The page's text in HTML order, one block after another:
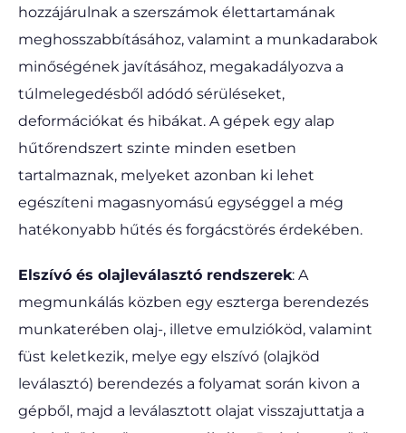
hozzájárulnak a szerszámok élettartamának
meghosszabbításához, valamint a munkadarabok
minőségének javításához, megakadályozva a
túlmelegedésből adódó sérüléseket,
deformációkat és hibákat. A gépek egy alap
hűtőrendszert szinte minden esetben
tartalmaznak, melyeket azonban ki lehet
egészíteni magasnyomású egységgel a még
hatékonyabb hűtés és forgácstörés érdekében.
Elszívó és olajleválasztó rendszerek: A
megmunkálás közben egy eszterga berendezés
munkaterében olaj-, illetve emulzióköd, valamint
füst keletkezik, melye egy elszívó (olajköd
leválasztó) berendezés a folyamat során kivon a
gépből, majd a leválasztott olajat visszajuttatja a